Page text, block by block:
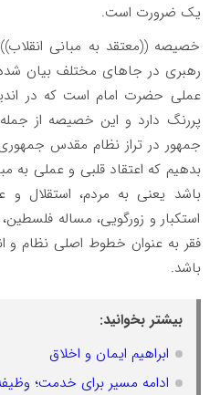
یک ضرورت است.
خصیصه ((معتقد به مبانی
رهبری در جاهای مختلف بیان
عملی حضرت امام است که در
پررنگ دارد و این خصیصه از
جمهور در تراز نظام مقدس
بدهیم که اعتقاد قلبی و عملی به
باشد یعنی به مردم، استقلال
استکبار و زورگویی، مساله
فقر به عنوان خطوط اصلی نظام و
باشد.
بیشتر بخوانید:
ابراهیم ایمان و اخلاق
ادامه مسیر برای خدمت؛